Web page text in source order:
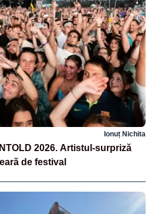
Ionuț Nichita
2026. Artistul-surpriză
de festival